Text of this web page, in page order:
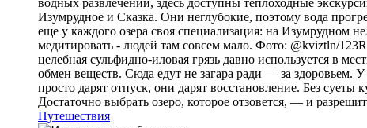
водных развлечений, здесь доступны теплоходные
Изумрудное и Сказка. Они неглубокие, поэтому вода
еще у каждого озера своя специализация: на Изумрудном
медитировать - людей там совсем мало. Фото: @kviztln/
целебная сульфидно-иловая грязь давно используется в
обмен веществ. Сюда едут не загара ради — за здоровьем.
просто дарят отпуск, они дарят восстановление. Без суеты
Достаточно выбрать озеро, которое отзовется, — и
Путешествия